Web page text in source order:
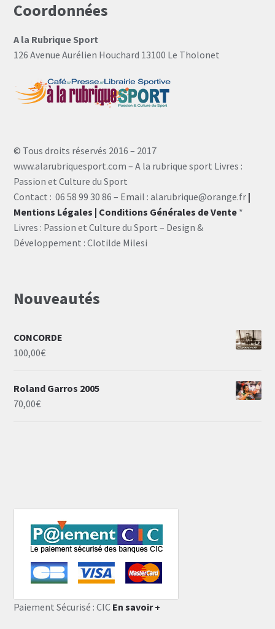
Coordonnées
A la Rubrique Sport
126 Avenue Aurélien Houchard 13100 Le Tholonet
© Tous droits réservés 2016 – 2017
www.alarubriquesport.com – A la rubrique sport Livres :
Passion et Culture du Sport
Contact : 06 58 99 30 86 – Email : alarubrique@orange.fr |
Mentions Légales | Conditions Générales de Vente *
Livres : Passion et Culture du Sport – Design &
Développement : Clotilde Milesi
Nouveautés
CONCORDE
100,00€
Roland Garros 2005
70,00€
Paiement Sécurisé : CIC En savoir +